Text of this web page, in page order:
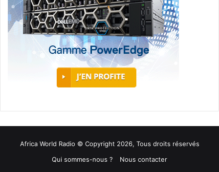
Africa World Radio © Copyright 2026, Tous droits réservés
Qui sommes-nous ?
Nous contacter